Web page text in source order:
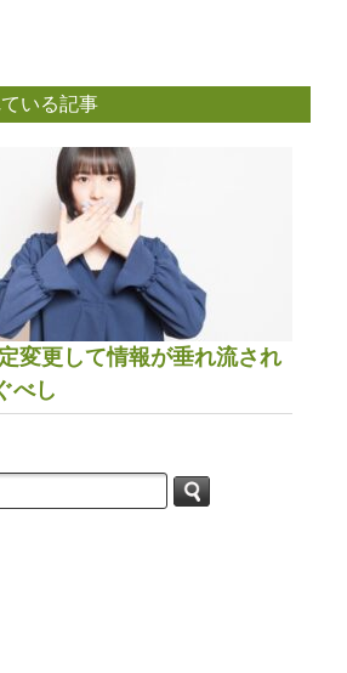
いる記事
変更して情報が垂れ流され
べし